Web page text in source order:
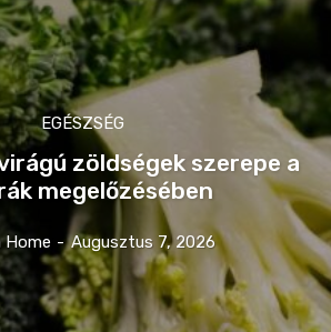
EGÉSZSÉG
zöldségek szerepe a
megelőzésében
Home - Augusztus 7, 2026